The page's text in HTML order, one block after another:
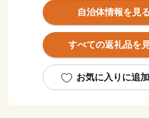
るまち並みも残ります。
頑張る「ふるさと名張」への応援、
します。
自治体情報を見
すべての返礼品を
お気に入りに追